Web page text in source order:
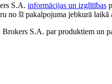
S.A. informācijas un izglītības
no šī pakalpojuma jebkurā laikā
S.A. par produktiem un